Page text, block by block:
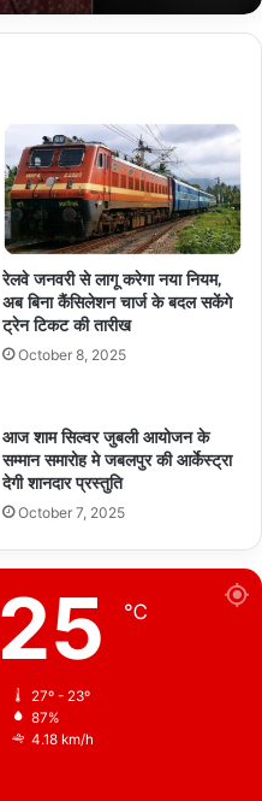
रेलवे जनवरी से लागू करेगा नया नियम,
अब बिना कैंसिलेशन चार्ज के बदल सकेंगे
ट्रेन टिकट की तारीख
October 8, 2025
आज शाम सिल्वर जुबली आयोजन के
सम्मान समारोह मे जबलपुर की आर्केस्ट्रा
देगी शानदार प्रस्तुति
October 7, 2025
25 ℃
27º - 23º
87%
4.18 km/h